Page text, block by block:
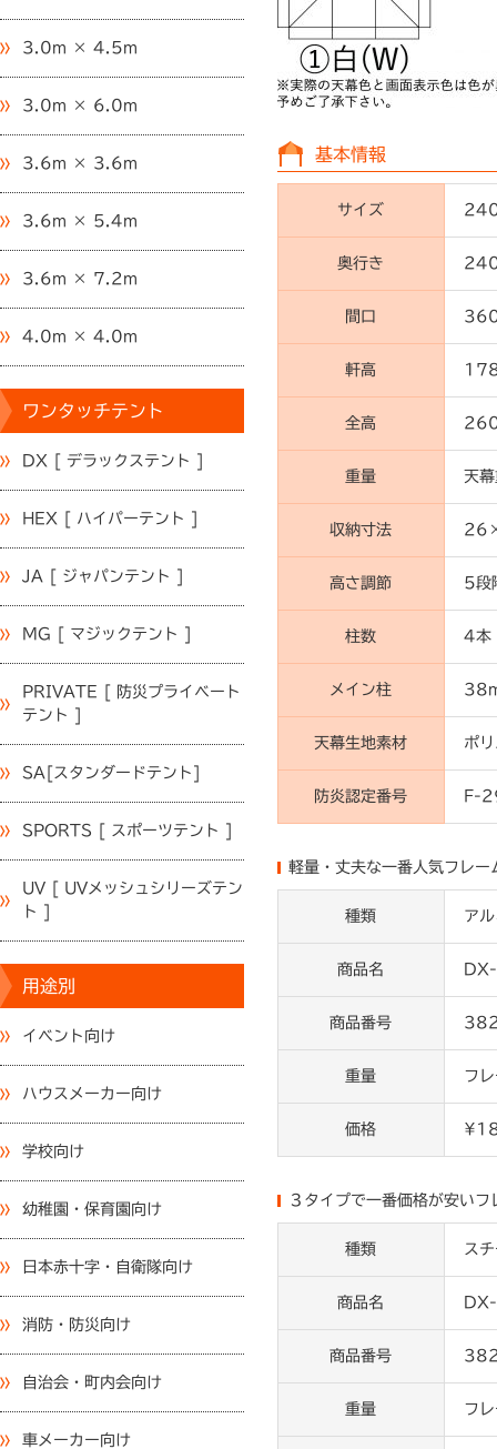
3.0m × 4.5m
3.0m × 6.0m
3.6m × 3.6m
3.6m × 5.4m
3.6m × 7.2m
4.0m × 4.0m
ワンタッチテント
DX [ デラックステント ]
HEX [ ハイパーテント ]
JA [ ジャパンテント ]
MG [ マジックテント ]
PRIVATE [ 防災プライベート
テント ]
SA[スタンダードテント]
SPORTS [ スポーツテント ]
UV [ UVメッシュシリーズテン
ト ]
用途別
イベント向け
ハウスメーカー向け
学校向け
幼稚園・保育園向け
日本赤十字・自衛隊向け
消防・防災向け
自治会・町内会向け
車メーカー向け
基本情報
サイズ
奥行き
間口
軒高
全高
重量 天
収納寸法
高さ調節 5段
柱数 4本
メイン柱
天幕生地素材 ポ
防炎認定番号 F-
軽量・丈夫な一番人気フレー
種類 ア
商品名
商品番号
重量 フ
価格
３タイプで一番価格が安いフ
種類 ス
商品名
商品番号
重量 フ